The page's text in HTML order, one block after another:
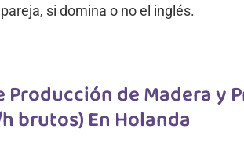
si domina o no el inglés.
Producción de Madera y
h brutos) En Holanda